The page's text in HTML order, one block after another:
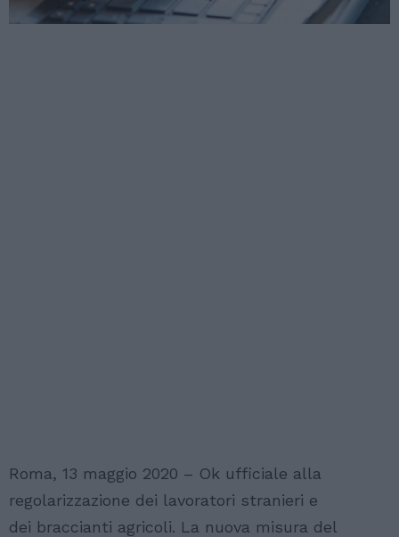
Roma, 13 maggio 2020 – Ok ufficiale alla
regolarizzazione dei lavoratori stranieri e
dei braccianti agricoli. La nuova misura del